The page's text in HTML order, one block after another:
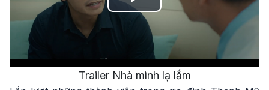
Play
Video
Trailer Nhà mình lạ lắm